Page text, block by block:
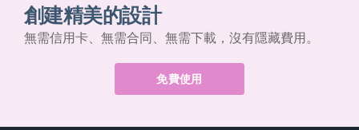
創建精美的設計
無需信用卡、無需合同、無需下載，沒有隱藏費用。
免費使用